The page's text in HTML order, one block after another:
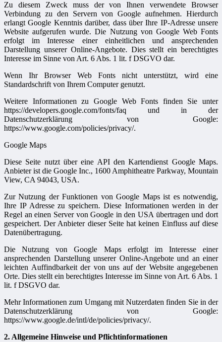
Zu diesem Zweck muss der von Ihnen verwendete Browser
Verbindung zu den Servern von Google aufnehmen. Hierdurch
erlangt Google Kenntnis darüber, dass über Ihre IP-Adresse unsere
Website aufgerufen wurde. Die Nutzung von Google Web Fonts
erfolgt im Interesse einer einheitlichen und ansprechenden
Darstellung unserer Online-Angebote. Dies stellt ein berechtigtes
Interesse im Sinne von Art. 6 Abs. 1 lit. f DSGVO dar.
Wenn Ihr Browser Web Fonts nicht unterstützt, wird eine
Standardschrift von Ihrem Computer genutzt.
Weitere Informationen zu Google Web Fonts finden Sie unter
https://developers.google.com/fonts/faq und in der
Datenschutzerklärung von Google:
https://www.google.com/policies/privacy/.
Google Maps
Diese Seite nutzt über eine API den Kartendienst Google Maps.
Anbieter ist die Google Inc., 1600 Amphitheatre Parkway, Mountain
View, CA 94043, USA.
Zur Nutzung der Funktionen von Google Maps ist es notwendig,
Ihre IP Adresse zu speichern. Diese Informationen werden in der
Regel an einen Server von Google in den USA übertragen und dort
gespeichert. Der Anbieter dieser Seite hat keinen Einfluss auf diese
Datenübertragung.
Die Nutzung von Google Maps erfolgt im Interesse einer
ansprechenden Darstellung unserer Online-Angebote und an einer
leichten Auffindbarkeit der von uns auf der Website angegebenen
Orte. Dies stellt ein berechtigtes Interesse im Sinne von Art. 6 Abs. 1
lit. f DSGVO dar.
Mehr Informationen zum Umgang mit Nutzerdaten finden Sie in der
Datenschutzerklärung von Google:
https://www.google.de/intl/de/policies/privacy/.
2. Allgemeine Hinweise und Pflichtinformationen